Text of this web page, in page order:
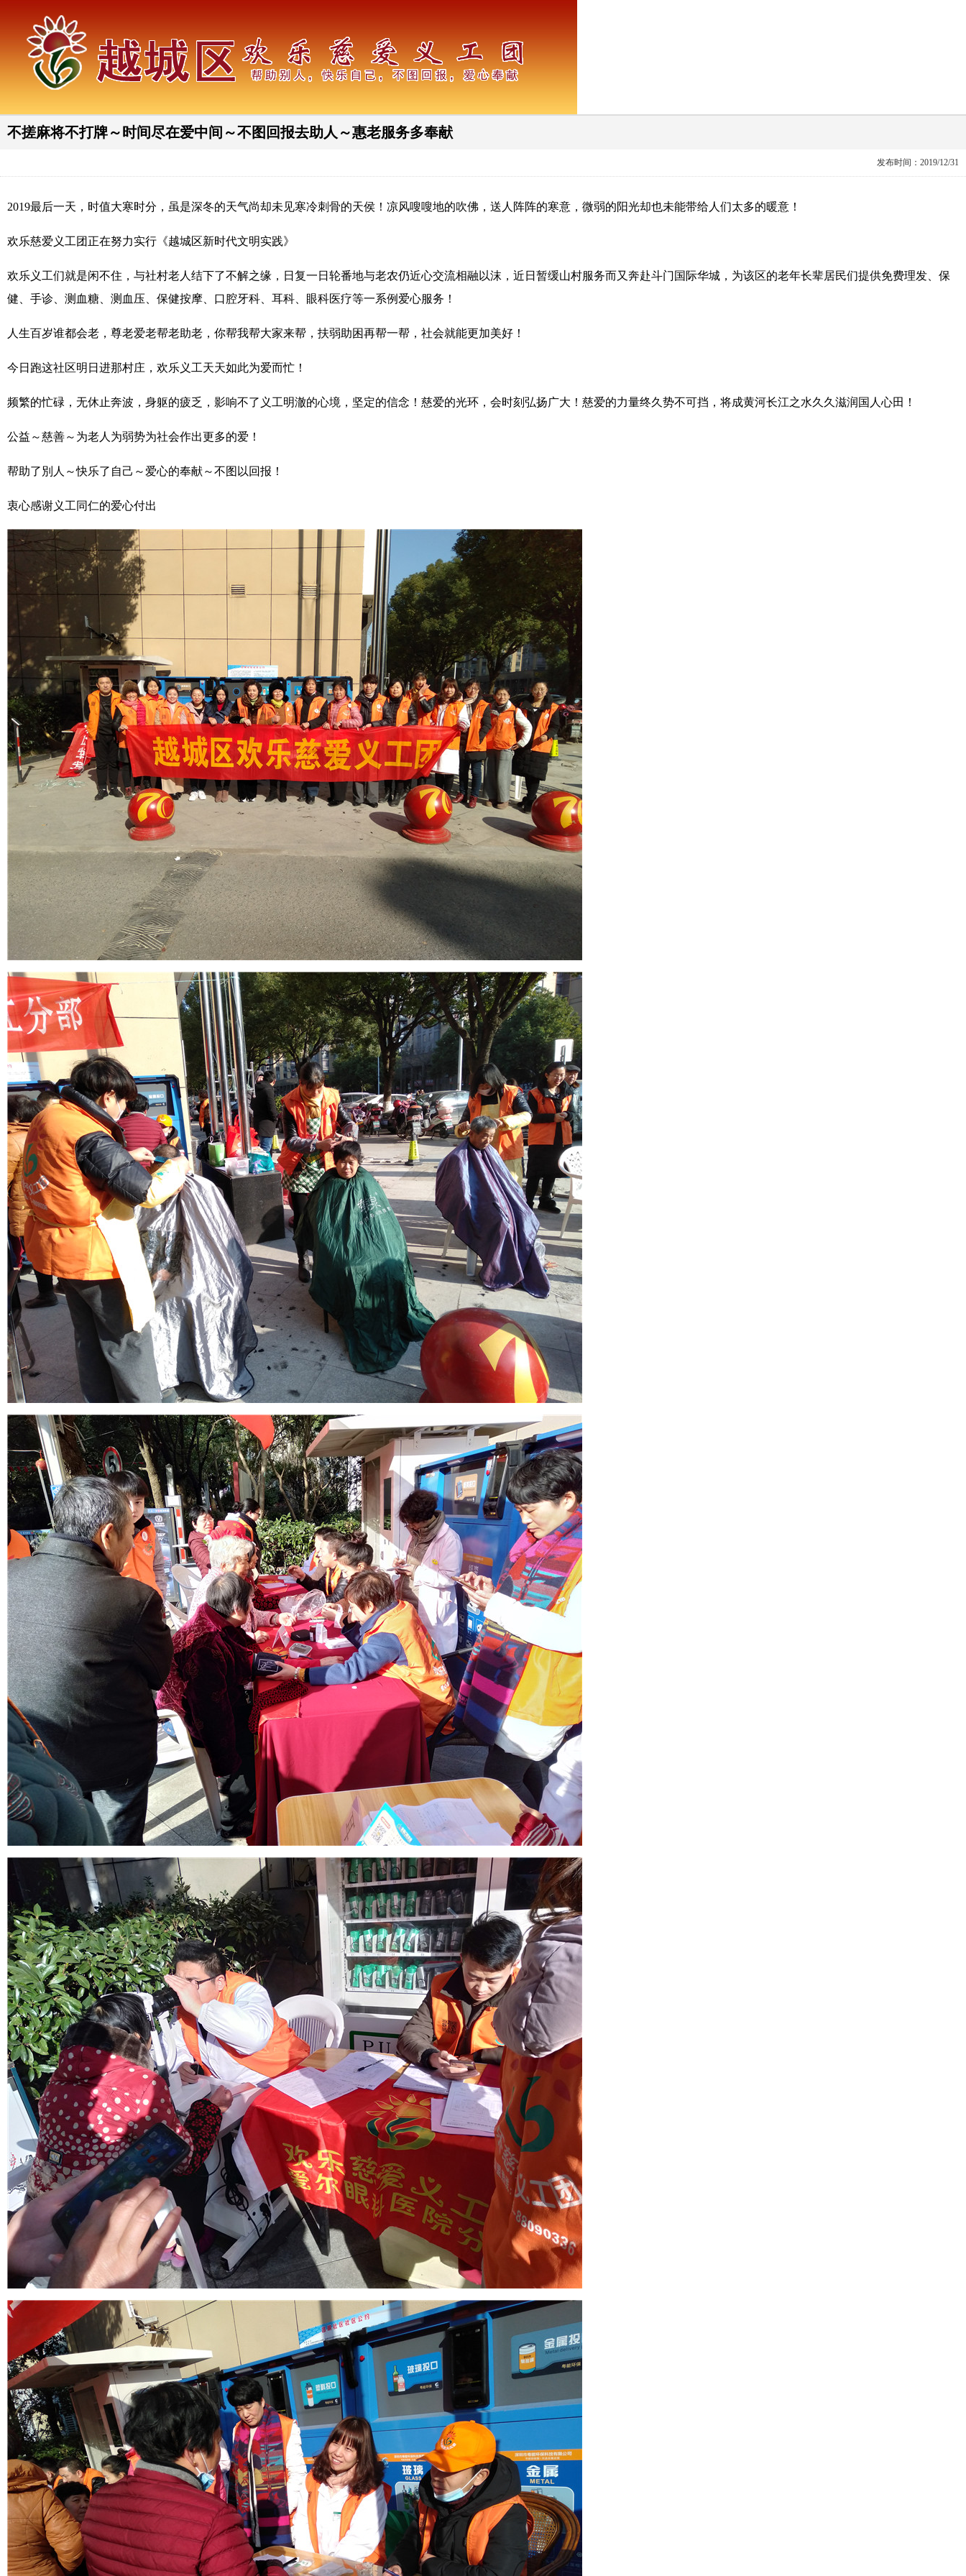
不搓麻将不打牌～时间尽在爱中间～不图回报去助人～惠老服务多奉献
发布时间：2019/12/31
2019最后一天，时值大寒时分，虽是深冬的天气尚却未见寒冷刺骨的天侯！凉风嗖嗖地的吹佛，送人阵阵的寒意，微弱的阳光却也未能带给人们太多的暖意！
欢乐慈爱义工团正在努力实行《越城区新时代文明实践》
欢乐义工们就是闲不住，与社村老人结下了不解之缘，日复一日轮番地与老农仍近心交流相融以沫，近日暂缓山村服务而又奔赴斗门国际华城，为该区的老年长辈居民们提供免费理发、保
健、手诊、测血糖、测血压、保健按摩、口腔牙科、耳科、眼科医疗等一系例爱心服务！
人生百岁谁都会老，尊老爱老帮老助老，你帮我帮大家来帮，扶弱助困再帮一帮，社会就能更加美好！
今日跑这社区明日进那村庄，欢乐义工天天如此为爱而忙！
频繁的忙碌，无休止奔波，身躯的疲乏，影响不了义工明澈的心境，坚定的信念！慈爱的光环，会时刻弘扬广大！慈爱的力量终久势不可挡，将成黄河长江之水久久滋润国人心田！
公益～慈善～为老人为弱势为社会作出更多的爱！
帮助了別人～快乐了自己～爱心的奉献～不图以回报！
衷心感谢义工同仁的爱心付出